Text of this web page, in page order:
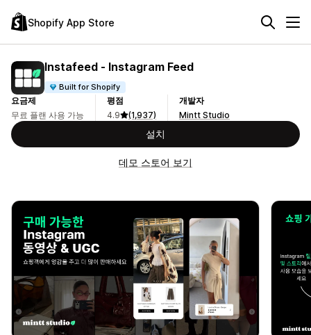
Shopify App Store
Instafeed ‑ Instagram Feed
Built for Shopify
요금제
무료 플랜 사용 가능
평점
4.9
(1,937)
개발자
Mintt Studio
설치
데모 스토어 보기